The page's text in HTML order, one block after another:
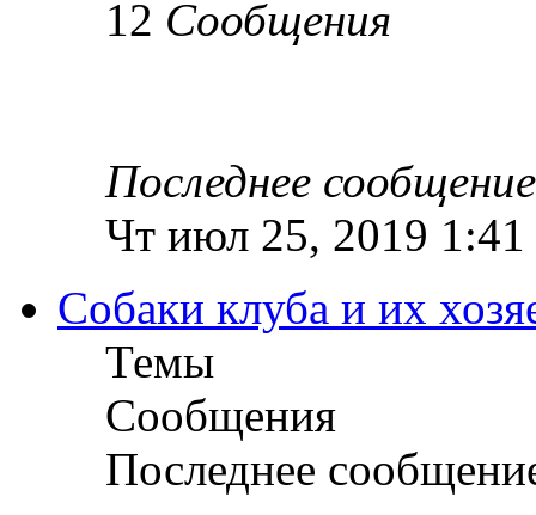
12 Сообщения
Последнее сообщение
Чт июл 25, 2019 1:41
Собаки клуба и их
Темы
Сообщения
Последнее